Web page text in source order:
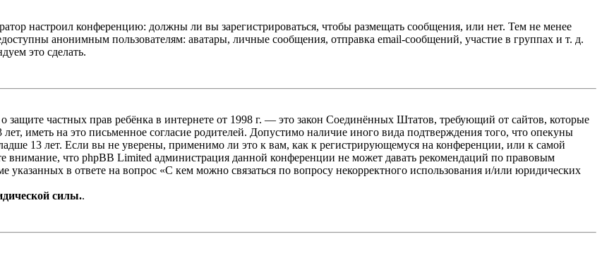
настроил конференцию: должны ли вы зарегистрироваться, чтобы размещать сообщения, или нет. Тем не менее
анонимным пользователям: аватары, личные сообщения, отправка email-сообщений, участие в группах и т. д.
это сделать.
защите частных прав ребёнка в интернете от 1998 г. — это закон Соединённых Штатов, требующий от сайтов, которые
иметь на это письменное согласие родителей. Допустимо наличие иного вида подтверждения того, что опекуны
13 лет. Если вы не уверены, применимо ли это к вам, как к регистрирующемуся на конференции, или к самой
внимание, что phpBB Limited администрация данной конференции не может давать рекомендаций по правовым
в ответе на вопрос «С кем можно связаться по вопросу некорректного использования и/или юридических
силы..